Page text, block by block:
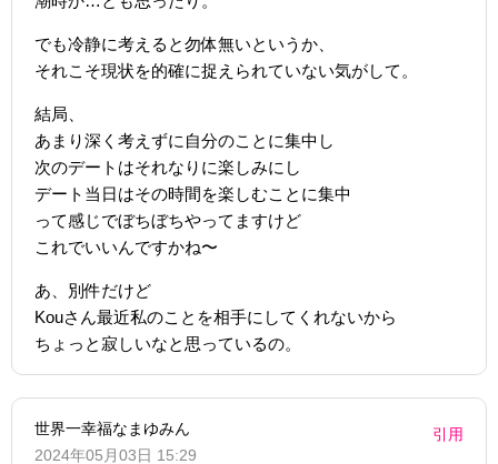
でも冷静に考えると勿体無いというか、
それこそ現状を的確に捉えられていない気がして。
結局、
あまり深く考えずに自分のことに集中し
次のデートはそれなりに楽しみにし
デート当日はその時間を楽しむことに集中
って感じでぼちぼちやってますけど
これでいいんですかね〜
あ、別件だけど
Kouさん最近私のことを相手にしてくれないから
ちょっと寂しいなと思っているの。
世界一幸福なまゆみん
2024年05月03日 15:29
引用